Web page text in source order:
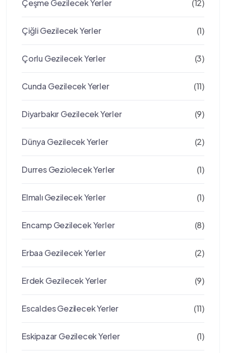
Çeşme Gezilecek Yerler (12)
Çiğli Gezilecek Yerler (1)
Çorlu Gezilecek Yerler (3)
Cunda Gezilecek Yerler (11)
Diyarbakır Gezilecek Yerler (9)
Dünya Gezilecek Yerler (2)
Durres Geziolecek Yerler (1)
Elmalı Gezilecek Yerler (1)
Encamp Gezilecek Yerler (8)
Erbaa Gezilecek Yerler (2)
Erdek Gezilecek Yerler (9)
Escaldes Gezilecek Yerler (11)
Eskipazar Gezilecek Yerler (1)